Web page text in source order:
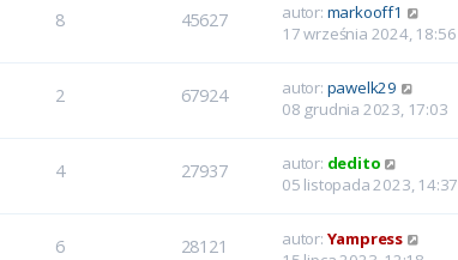
8 45627 autor: markooff1
17 września 2024, 18:56
2 67924 autor: pawelk29
08 grudnia 2023, 17:03
4 27937 autor: dedito
05 listopada 2023, 14:37
6 28121 autor: Yampress